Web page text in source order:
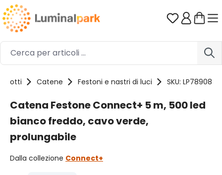
Passa al contenuto principale Hai 0
Catene Festoni e nastri di luci SKU: LP78908
Catena Festone Connect+ 5 m, 500 led
bianco freddo, cavo verde,
prolungabile
Dalla collezione Connect+